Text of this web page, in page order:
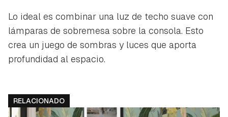
Lo ideal es combinar una luz de techo suave con
lámparas de sobremesa sobre la consola. Esto
crea un juego de sombras y luces que aporta
profundidad al espacio.
RELACIONADO